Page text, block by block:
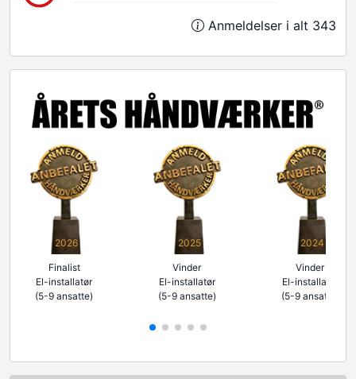
Anmeldelser i alt 343
2026
Finalist
El-installatør
(5-9 ansatte)
2025
Vinder
El-installatør
(5-9 ansatte)
2024
Vinder
El-installatør
(5-9 ansatte)